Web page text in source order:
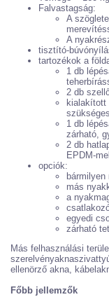
Falvastagság:
A
A
tisztító-
tartozékok a
1 db
2 db
kialakított
1 db
zárható,
2 db
EPDM-
opciók:
más
a
egyedi
zárható
Más felhasználási
ellenörző akna,
Főbb jellemzők